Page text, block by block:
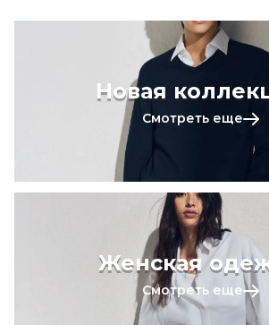
Новая
Смотреть еще
Женская
Смотреть еще